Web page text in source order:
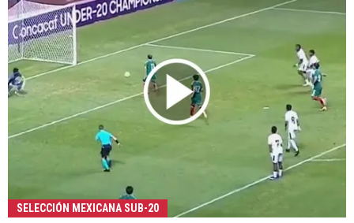
SELECCIÓN MEXICANA SUB-20